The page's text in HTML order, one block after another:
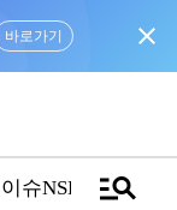
바로가기 close
이슈NSPTVmanage_search